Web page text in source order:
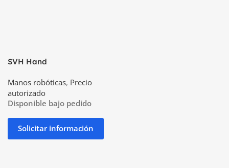
SVH Hand
Manos robóticas, Precio
autorizado
Disponible bajo pedido
Solicitar información